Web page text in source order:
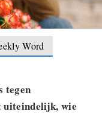
Word
tegen
uiteindelijk, wie